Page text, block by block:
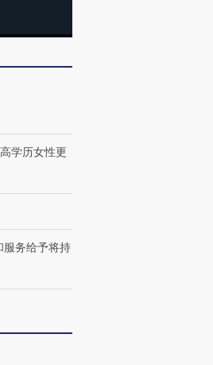
”的印
视线｜“入侵”还是“人道危
100种
三对
CFO：不靠规模取胜，华
学历女性更
服务给予将持